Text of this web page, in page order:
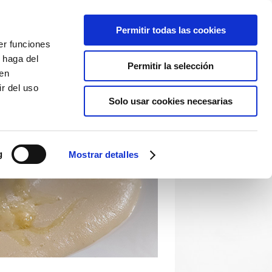
funciones
del
del uso
Mostrar detalles
Permitir todas las cookies
Permitir la selección
Solo usar cookies necesarias